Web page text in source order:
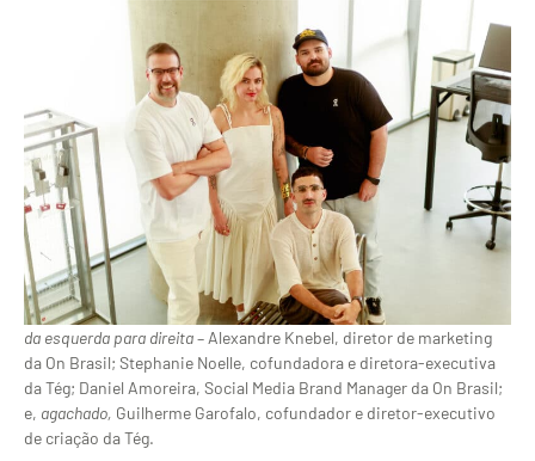
da esquerda para direita– Alexandre Knebel, diretor de marketing
da On Brasil; Stephanie Noelle, cofundadora e diretora-executiva
da Tég; Daniel Amoreira, Social Media Brand Manager da On Brasil;
e, agachado, Guilherme Garofalo, cofundador e diretor-executivo
de criação da Tég.